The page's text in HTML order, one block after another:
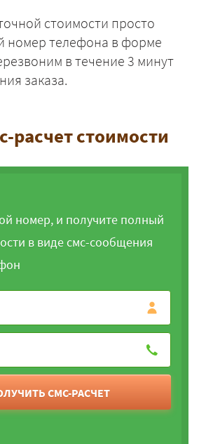
стоимости просто
номер телефона в форме
в течение 3 минут
заказа.
расчет стоимости
номер, и получите полный
в виде смс-сообщения
СМС-РАСЧЕТ